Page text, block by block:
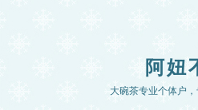
阿妞
大碗茶专业个体户